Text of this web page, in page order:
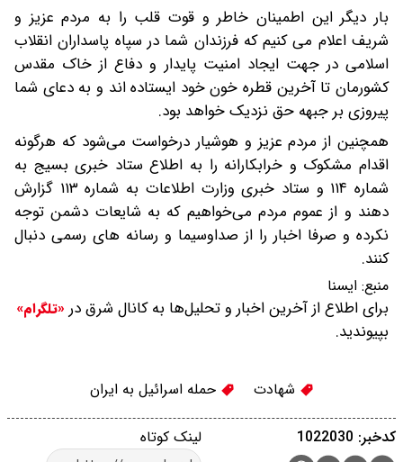
بار دیگر این اطمینان خاطر و قوت قلب را به مردم عزیز و
شریف اعلام می کنیم که فرزندان شما در سپاه پاسداران انقلاب
اسلامی در جهت ایجاد امنیت پایدار و دفاع از خاک مقدس
کشورمان تا آخرین قطره خون خود ایستاده اند و به دعای شما
پیروزی بر جبهه حق نزدیک خواهد بود.
همچنین از مردم عزیز و هوشیار درخواست می‌شود که هرگونه
اقدام مشکوک و خرابکارانه را به اطلاع ستاد خبری بسیج به
شماره ۱۱۴ و ستاد خبری وزارت اطلاعات به شماره ۱۱۳ گزارش
دهند و از عموم مردم می‌خواهیم که به شایعات دشمن توجه
نکرده و صرفا اخبار را از صداوسیما و رسانه های رسمی دنبال
کنند.
منبع: ایسنا
برای اطلاع از آخرین اخبار و تحلیل‌ها به کانال شرق در «تلگرام»
بپیوندید.
شهادت حمله اسرائیل به ایران
لینک کوتاه کدخبر: 1022030